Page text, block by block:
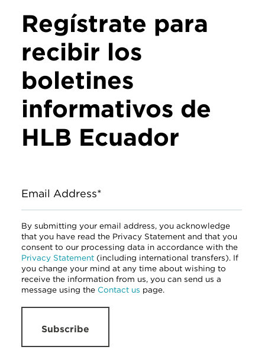
Regístrate para
recibir los
boletines
informativos de
HLB Ecuador
Email Address*
By submitting your email address, you acknowledge
that you have read the Privacy Statement and that you
consent to our processing data in accordance with the
Privacy Statement (including international transfers). If
you change your mind at any time about wishing to
receive the information from us, you can send us a
message using the Contact us page.
Subscribe